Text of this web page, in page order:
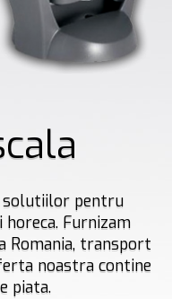
solutiilor pentru
Furnizam
Romania, transport
noastra contine
piata.